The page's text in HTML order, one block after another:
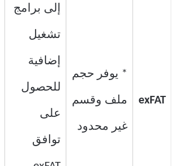
exFAT
* يوفر حجم
ملف وقسم
غير محدود
إلى برامج
تشغيل
إضافية
للحصول
على
توافق